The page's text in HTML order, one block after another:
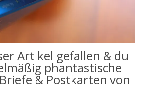
Artikel gefallen & du
phantastische
& Postkarten von